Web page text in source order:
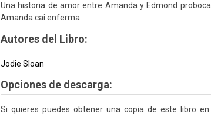
Una historia de amor entre Amanda y Edmond
Amanda cai enferma.
Autores del Libro:
Jodie Sloan
Opciones de descarga:
Si quieres puedes obtener una copia de este libro